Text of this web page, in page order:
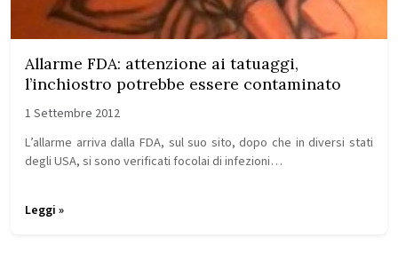
Allarme FDA: attenzione ai tatuaggi,
l’inchiostro potrebbe essere contaminato
1 Settembre 2012
L’allarme arriva dalla FDA, sul suo sito, dopo che in diversi stati
degli USA, si sono verificati focolai di infezioni…
Leggi »